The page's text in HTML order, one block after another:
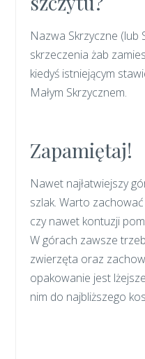
Nazwa Skrzyczne (lub
skrzeczenia żab
kiedyś istniejącym
Małym Skrzycznem.
Zapamiętaj!
Nawet najłatwiejszy
szlak. Warto
czy nawet kontuzji
W górach zawsze
zwierzęta oraz
opakowanie jest
nim do najbliższego